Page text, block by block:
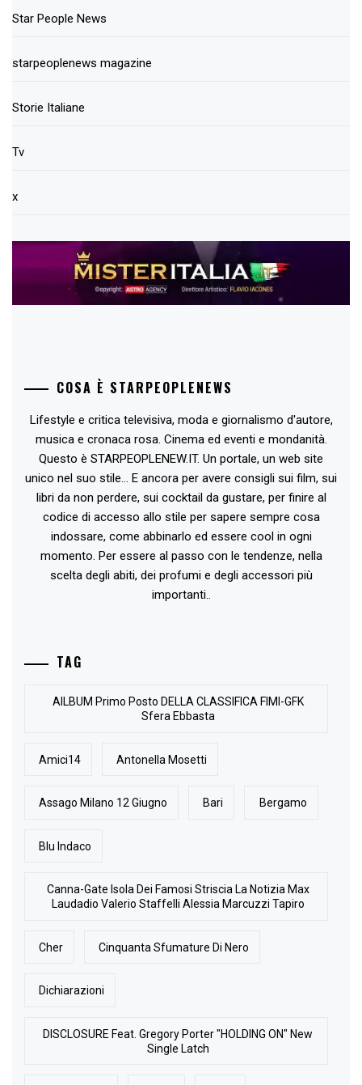
Star People News
starpeoplenews magazine
Storie Italiane
Tv
x
COSA È STARPEOPLENEWS
Lifestyle e critica televisiva, moda e giornalismo d'autore,
musica e cronaca rosa. Cinema ed eventi e mondanità.
Questo è STARPEOPLENEW.IT. Un portale, un web site
unico nel suo stile... E ancora per avere consigli sui film, sui
libri da non perdere, sui cocktail da gustare, per finire al
codice di accesso allo stile per sapere sempre cosa
indossare, come abbinarlo ed essere cool in ogni
momento. Per essere al passo con le tendenze, nella
scelta degli abiti, dei profumi e degli accessori più
importanti..
TAG
AlLBUM Primo Posto DELLA CLASSIFICA FIMI-GFK
Sfera Ebbasta
Amici14 Antonella Mosetti
Assago Milano 12 Giugno Bari Bergamo
Blu Indaco
Canna-Gate Isola Dei Famosi Striscia La Notizia Max
Laudadio Valerio Staffelli Alessia Marcuzzi Tapiro
Cher Cinquanta Sfumature Di Nero
Dichiarazioni
DISCLOSURE Feat. Gregory Porter "HOLDING ON" New
Single Latch